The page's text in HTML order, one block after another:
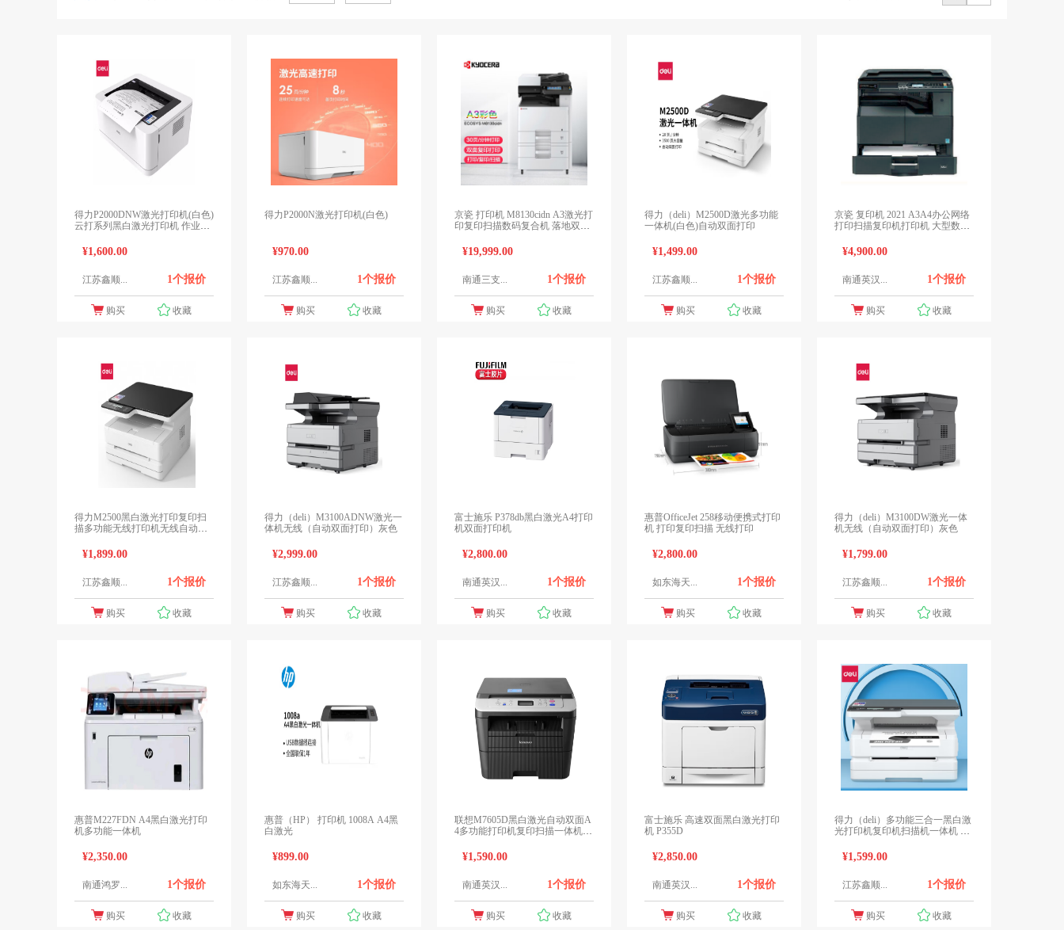
得力P2000DNW激光打印机(白色)
云打系列黑白激光打印机 作业资
¥1,600.00
江苏鑫顺... 1个报价
购买 收藏
得力P2000N激光打印机(白色)
¥970.00
江苏鑫顺... 1个报价
购买 收藏
京瓷 打印机 M8130cidn A3激光打
印复印扫描数码复合机 落地双纸
¥19,999.00
南通三支... 1个报价
购买 收藏
得力（deli）M2500D激光多功能
一体机(白色)自动双面打印
¥1,499.00
江苏鑫顺... 1个报价
购买 收藏
京瓷 复印机 2021 A3A4办公网络
打印扫描复印机打印机 大型数码
¥4,900.00
南通英汉... 1个报价
购买 收藏
得力M2500黑白激光打印复印扫
描多功能无线打印机无线自动双
云打印
¥1,899.00
江苏鑫顺... 1个报价
购买 收藏
得力（deli）M3100ADNW激光一
体机无线（自动双面打印）灰色
¥2,999.00
江苏鑫顺... 1个报价
购买 收藏
富士施乐 P378db黑白激光A4打印
机双面打印机
¥2,800.00
南通英汉... 1个报价
购买 收藏
惠普OfficeJet 258移动便携式打印
机 打印复印扫描 无线打印
¥2,800.00
如东海天... 1个报价
购买 收藏
得力（deli）M3100DW激光一体
机无线（自动双面打印）灰色
¥1,799.00
江苏鑫顺... 1个报价
购买 收藏
惠普M227FDN A4黑白激光打印
机多功能一体机
¥2,350.00
南通鸿罗... 1个报价
购买 收藏
惠普（HP） 打印机 1008A A4黑
白激光
¥899.00
如东海天... 1个报价
购买 收藏
联想M7605D黑白激光自动双面A
4多功能打印机复印扫描一体机自
¥1,590.00
南通英汉... 1个报价
购买 收藏
富士施乐 高速双面黑白激光打印
机 P355D
¥2,850.00
南通英汉... 1个报价
购买 收藏
得力（deli）多功能三合一黑白激
光打印机复印机扫描机一体机 手
激光打印机 【M2500DW】双面
超高速三合一附原装硒鼓
¥1,599.00
江苏鑫顺... 1个报价
购买 收藏